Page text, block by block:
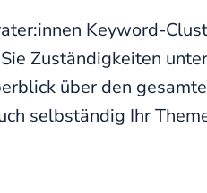
Keyword-
Zuständigkeiten
über den
selbständig Ihr